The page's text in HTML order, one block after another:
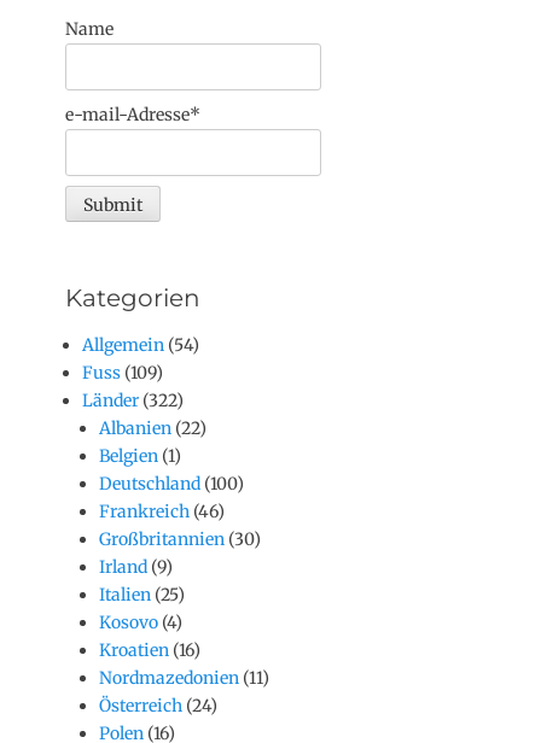
Name
e-mail-Adresse*
Kategorien
Allgemein (54)
Fuss (109)
Länder (322)
Albanien (22)
Belgien (1)
Deutschland (100)
Frankreich (46)
Großbritannien (30)
Irland (9)
Italien (25)
Kosovo (4)
Kroatien (16)
Nordmazedonien (11)
Österreich (24)
Polen (16)